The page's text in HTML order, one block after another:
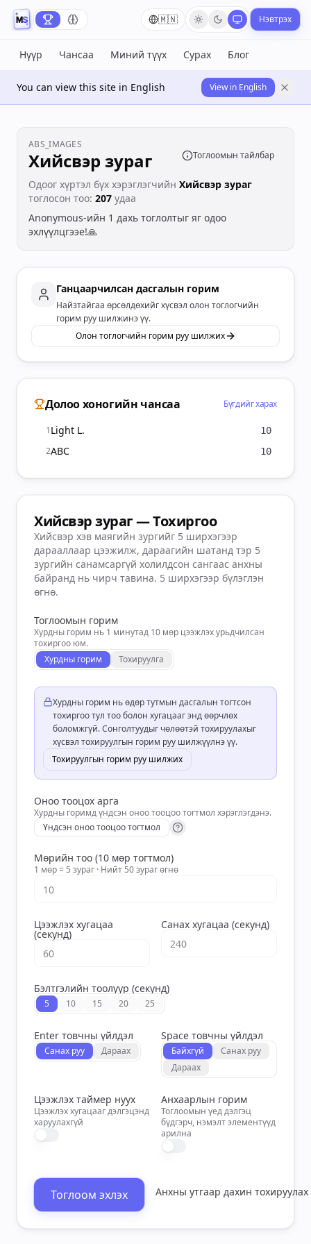
🇲🇳 Нэвтрэх
Нүүр Чансаа Миний түүх Сурах Блог
You can view this site in English View in English
ABS_IMAGES
Хийсвэр зураг Тоглоомын тайлбар
Одоог хүртэл бүх хэрэглэгчийн Хийсвэр зураг
тоглосон тоо: 207 удаа
Anonymous-ийн 1 дахь тоглолтыг яг одоо
эхлүүлцгээе!🙏
Ганцаарчилсан дасгалын горим
Найзтайгаа өрсөлдөхийг хүсвэл олон тоглогчийн
горим руу шилжинэ үү.
Олон тоглогчийн горим руу шилжих
Долоо хоногийн чансаа Бүгдийг харах
1Light L. 10
2ABC 10
Хийсвэр зураг — Тохиргоо
Хийсвэр хэв маягийн зургийг 5 ширхэгээр
дарааллаар цээжилж, дараагийн шатанд тэр 5
зургийн санамсаргүй холилдсон сангаас анхны
байранд нь чирч тавина. 5 ширхэгээр бүлэглэн
өгнө.
Тоглоомын горим
Хурдны горим нь 1 минутад 10 мөр цээжлэх урьдчилсан
тохиргоо юм.
Хурдны горим
Тохируулга
Хурдны горим нь өдөр тутмын дасгалын тогтсон
тохиргоо тул тоо болон хугацааг энд өөрчлөх
боломжгүй. Сонголтуудыг чөлөөтэй тохируулахыг
хүсвэл тохируулгын горим руу шилжүүлнэ үү.
Тохируулгын горим руу шилжих
Оноо тооцох арга
Хурдны горимд үндсэн оноо тооцоо тогтмол хэрэглэгдэнэ.
Үндсэн оноо тооцоо тогтмол
Мөрийн тоо (10 мөр тогтмол)
1 мөр = 5 зураг · Нийт 50 зураг өгнө
Цээжлэх хугацаа
(секунд)
Санах хугацаа (секунд)
Бэлтгэлийн тоолуур (секунд)
5 10 15 20 25
Enter товчны үйлдэл
Санах руу Дараах
Space товчны үйлдэл
Байхгүй
Санах руу
Дараах
Цээжлэх таймер нуух
Цээжлэх хугацааг дэлгэцэнд
харуулахгүй
Анхаарлын горим
Тоглоомын үед дэлгэц
бүдгэрч, нэмэлт элементүүд
арилна
Тоглоом эхлэх Анхны утгаар дахин тохируулах